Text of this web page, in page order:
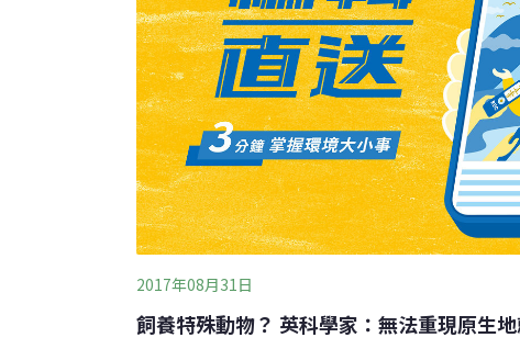
2017年08月31日
飼養特殊動物？ 英科學家：無法重現原生